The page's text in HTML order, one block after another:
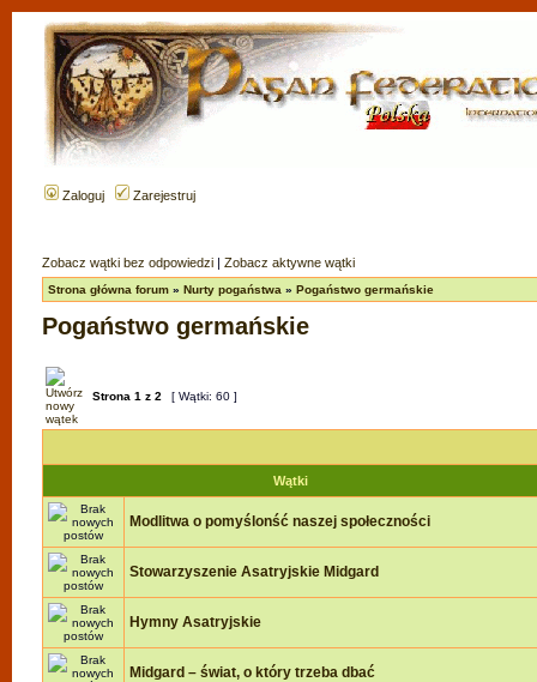
Zaloguj Zarejestruj
Zobacz wątki bez odpowiedzi | Zobacz aktywne wątki
Strona główna forum » Nurty pogaństwa » Pogaństwo germańskie
Pogaństwo germańskie
Strona 1 z 2 [ Wątki: 60 ]
Wątki
Modlitwa o pomyślonść naszej społeczności
Stowarzyszenie Asatryjskie Midgard
Hymny Asatryjskie
Midgard – świat, o który trzeba dbać